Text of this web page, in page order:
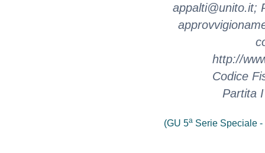
appalti@unito.it;
http://
Codice
Partita
(GU 5aSerie Speciale -